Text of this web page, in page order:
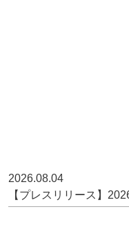
2026.08.04
【プレスリリース】